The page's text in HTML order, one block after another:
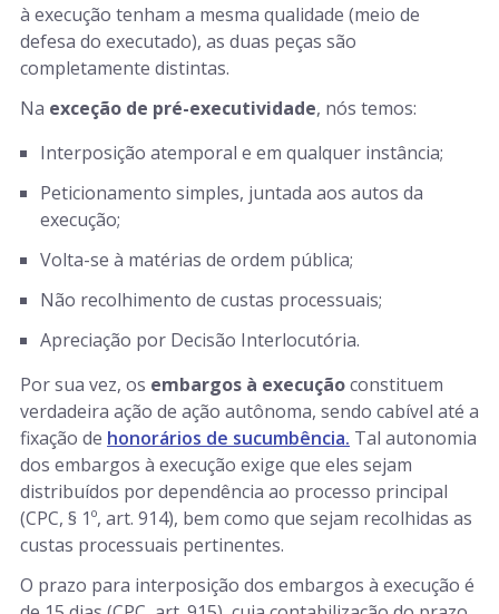
à execução tenham a mesma qualidade (meio de
defesa do executado), as duas peças são
completamente distintas.
Na exceção de pré-executividade, nós temos:
Interposição atemporal e em qualquer instância;
Peticionamento simples, juntada aos autos da
execução;
Volta-se à matérias de ordem pública;
Não recolhimento de custas processuais;
Apreciação por Decisão Interlocutória.
Por sua vez, os embargos à execuçãoconstituem
verdadeira ação de ação autônoma, sendo cabível até a
fixação de honorários de sucumbência. Tal autonomia
dos embargos à execução exige que eles sejam
distribuídos por dependência ao processo principal
(CPC, § 1º, art. 914), bem como que sejam recolhidas as
custas processuais pertinentes.
O prazo para interposição dos embargos à execução é